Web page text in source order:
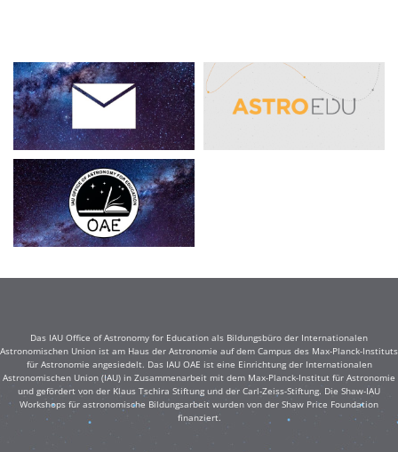
Das IAU Office of Astronomy for Education als Bildungsbüro der Internationalen
Astronomischen Union ist am Haus der Astronomie auf dem Campus des Max-Planck-Instituts
für Astronomie angesiedelt. Das IAU OAE ist eine Einrichtung der Internationalen
Astronomischen Union (IAU) in Zusammenarbeit mit dem Max-Planck-Institut für Astronomie
und gefördert von der Klaus Tschira Stiftung und der Carl-Zeiss-Stiftung. Die Shaw-IAU
Workshops für astronomische Bildungsarbeit wurden von der Shaw Price Foundation
finanziert.